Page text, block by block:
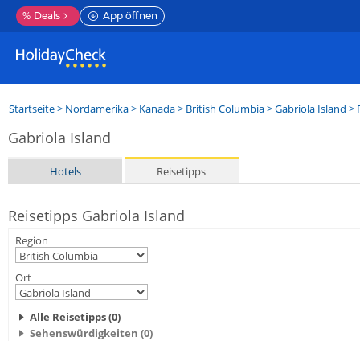
% Deals App öffnen
Startseite> Nordamerika> Kanada> British Columbia>Gabriola Island >
Gabriola Island
Hotels Reisetipps
Reisetipps Gabriola Island
Region
Ort
Alle Reisetipps (0)
Sehenswürdigkeiten (0)